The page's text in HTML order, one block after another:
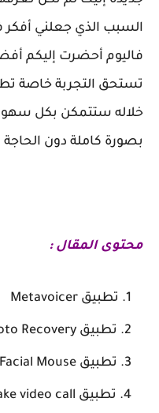
السبب الذي جعلني أفكر
خلاله ستتمكن بكل
بصورة كاملة دون
محتوى المقال :
تطبيق Metavoicer
تطبيق Photo Recovery
تطبيق Eva Facial Mouse
تطبيق Fake video call